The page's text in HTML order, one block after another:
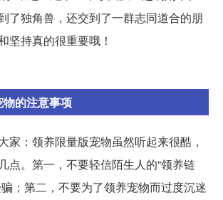
了独角兽，还交到了一群志同道合的朋
坚持真的很重要哦！
的注意事项
家：领养限量版宠物虽然听起来很酷，
点。第一，不要轻信陌生人的“领养链
；第二，不要为了领养宠物而过度沉迷